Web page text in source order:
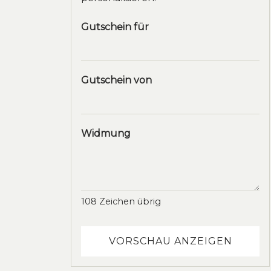
Gutschein für
Gutschein von
Widmung
108 Zeichen übrig
VORSCHAU ANZEIGEN